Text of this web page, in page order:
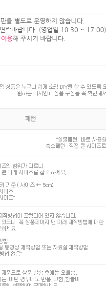
을 별도로 운영하지 않습니다.
락바랍니다. (영업일 10:30 ~ 17:00)
용해 주시기 바랍니다.